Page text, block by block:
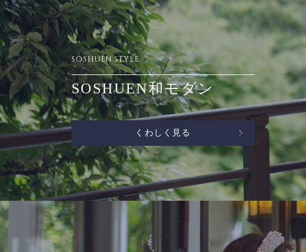
SOSHUEN STYLE
SOSHUEN和モダン
くわしく見る